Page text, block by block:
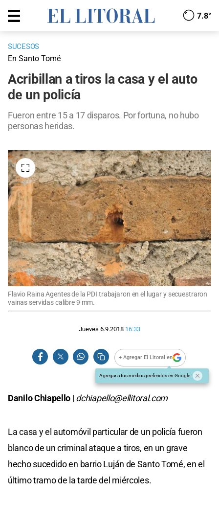
7.8°
SUCESOS
En Santo Tomé
Acribillan a tiros la casa y el auto
de un policía
Fueron entre 15 a 17 disparos. Por fortuna, no hubo
personas heridas.
Flavio Raina Agentes de la PDI trabajaron en el lugar y secuestraron
vainas servidas calibre 9 mm.
Jueves 6.9.2018 16:33
+ Agregar El Litoral en
Agregar a tus medios preferidos en Google
Danilo Chiapello | dchiapello@ellitoral.com
La casa y el automóvil particular de un policía fueron
blanco de un criminal ataque a tiros, en un grave
hecho sucedido en barrio Luján de Santo Tomé, en el
último tramo de la tarde del miércoles.